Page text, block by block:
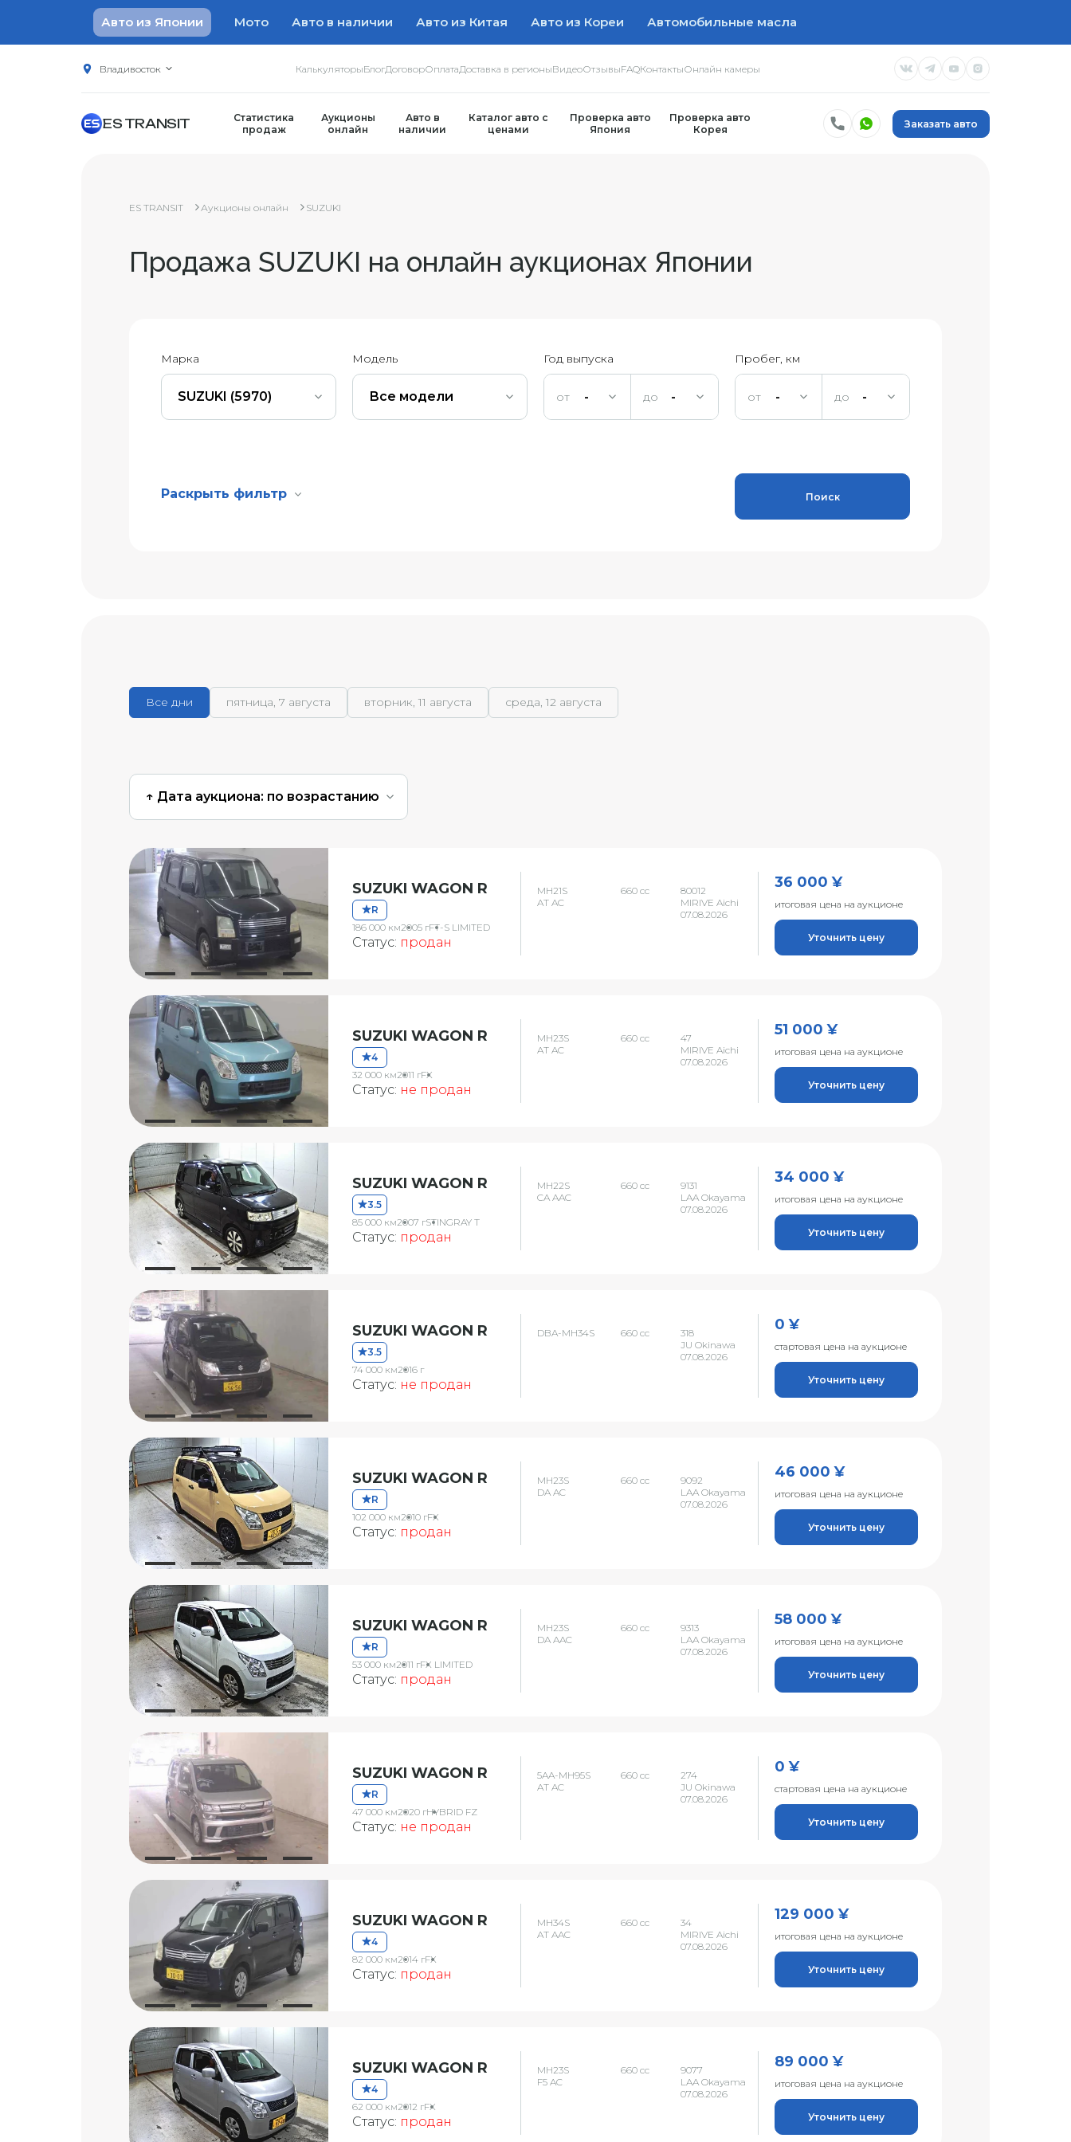
Авто из Японии Мото Авто в наличии Авто из Китая Авто из Кореи Автомобильные масла
Владивосток КалькуляторыБлогДоговорОплатаДоставка в регионыВидеоОтзывыFAQКонтактыОнлайн камеры
ES TRANSIT
Статистика
продаж
Аукционы
онлайн
Авто в
наличии
Каталог авто с
ценами
Проверка авто
Япония
Проверка авто
Корея
Заказать авто
ES TRANSIT Аукционы онлайн SUZUKI
Продажа SUZUKI на онлайн аукционах Японии
Марка
SUZUKI (5970)
Модель
Все модели
Год выпуска
- -
Пробег, км
- -
Раскрыть фильтр Поиск
Все дни пятница, 7 августа вторник, 11 августа среда, 12 августа
↑ Дата аукциона: по возрастанию
SUZUKI WAGON R
R
186 000 км2005 гFT-S LIMITED
Статус: продан
MH21S
AT AC
660 сс
80012
MIRIVE Aichi
07.08.2026
36 000 ¥
итоговая цена на аукционе
Уточнить цену
SUZUKI WAGON R
4
32 000 км2011 гFX
Статус: не продан
MH23S
AT AC
660 сс
47
MIRIVE Aichi
07.08.2026
51 000 ¥
итоговая цена на аукционе
Уточнить цену
SUZUKI WAGON R
3.5
85 000 км2007 гSTINGRAY T
Статус: продан
MH22S
CA AAC
660 сс
9131
LAA Okayama
07.08.2026
34 000 ¥
итоговая цена на аукционе
Уточнить цену
SUZUKI WAGON R
3.5
74 000 км2016 г
Статус: не продан
DBA-MH34S 660 сс
318
JU Okinawa
07.08.2026
0 ¥
стартовая цена на аукционе
Уточнить цену
SUZUKI WAGON R
R
102 000 км2010 гFX
Статус: продан
MH23S
DA AC
660 сс
9092
LAA Okayama
07.08.2026
46 000 ¥
итоговая цена на аукционе
Уточнить цену
SUZUKI WAGON R
R
53 000 км2011 гFX LIMITED
Статус: продан
MH23S
DA AAC
660 сс
9313
LAA Okayama
07.08.2026
58 000 ¥
итоговая цена на аукционе
Уточнить цену
SUZUKI WAGON R
R
47 000 км2020 гHYBRID FZ
Статус: не продан
5AA-MH95S
AT AC
660 сс
274
JU Okinawa
07.08.2026
0 ¥
стартовая цена на аукционе
Уточнить цену
SUZUKI WAGON R
4
82 000 км2014 гFX
Статус: продан
MH34S
AT AAC
660 сс
34
MIRIVE Aichi
07.08.2026
129 000 ¥
итоговая цена на аукционе
Уточнить цену
SUZUKI WAGON R
4
62 000 км2012 гFX
Статус: продан
MH23S
F5 AC
660 сс
9077
LAA Okayama
07.08.2026
89 000 ¥
итоговая цена на аукционе
Уточнить цену